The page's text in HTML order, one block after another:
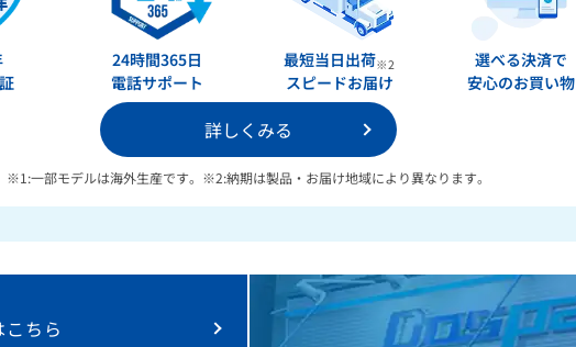
24時間365日
電話サポート
最短当日出荷※2
スピードお届け
選べる決済で
安心のお買い物
詳しくみる
※1:一部モデルは海外生産です。 ※2:納期は製品・お届け地域により異なります。
こちら